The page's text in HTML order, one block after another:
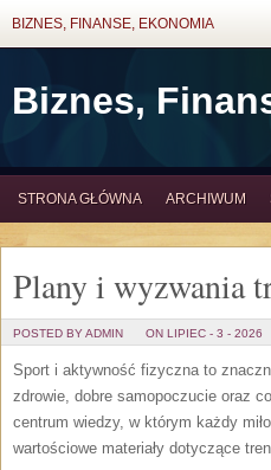
BIZNES, FINANSE, EKONOMIA
Biznes,
STRONA GŁÓWNA ARCHIWUM
Plany i wyzwania
POSTED BY ADMIN ON LIPIEC - 3 - 2026
Sport i aktywność fizyczna to
zdrowie, dobre samopoczucie oraz
centrum wiedzy, w którym każdy
wartościowe materiały dotyczące